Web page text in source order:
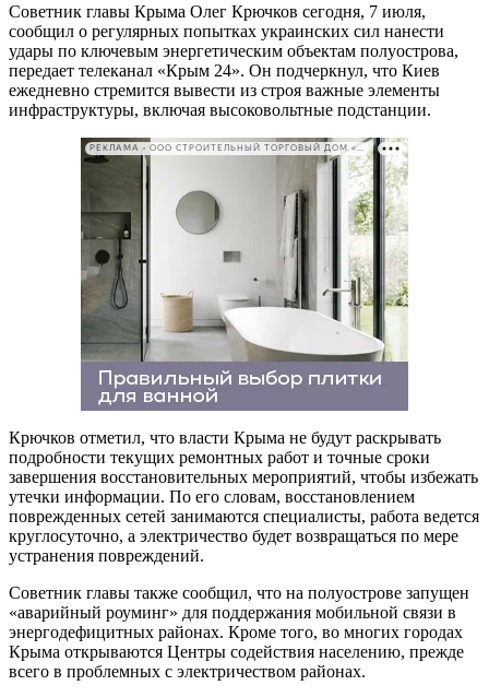
Советник главы Крыма Олег Крючков сегодня, 7 июля,
сообщил о регулярных попытках украинских сил нанести
удары по ключевым энергетическим объектам полуострова,
передает телеканал «Крым 24». Он подчеркнул, что Киев
ежедневно стремится вывести из строя важные элементы
инфраструктуры, включая высоковольтные подстанции.
РЕКЛАМА • ООО СТРОИТЕЛЬНЫЙ ТОРГОВЫЙ ДОМ «ПЕТРОВИЧ». ИНН: 7802348846
Крючков отметил, что власти Крыма не будут раскрывать
подробности текущих ремонтных работ и точные сроки
завершения восстановительных мероприятий, чтобы избежать
утечки информации. По его словам, восстановлением
поврежденных сетей занимаются специалисты, работа ведется
круглосуточно, а электричество будет возвращаться по мере
устранения повреждений.
Советник главы также сообщил, что на полуострове запущен
«аварийный роуминг» для поддержания мобильной связи в
энергодефицитных районах. Кроме того, во многих городах
Крыма открываются Центры содействия населению, прежде
всего в проблемных с электричеством районах.